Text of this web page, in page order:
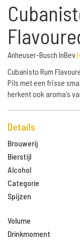
Anheuser-Busch InBev(
Cubanisto Rum
Pils met een frisse
herkent ook aroma's
Details
Brouwerij
Bierstijl
Alcohol
Categorie
Spijzen
Volume
Drinkmoment